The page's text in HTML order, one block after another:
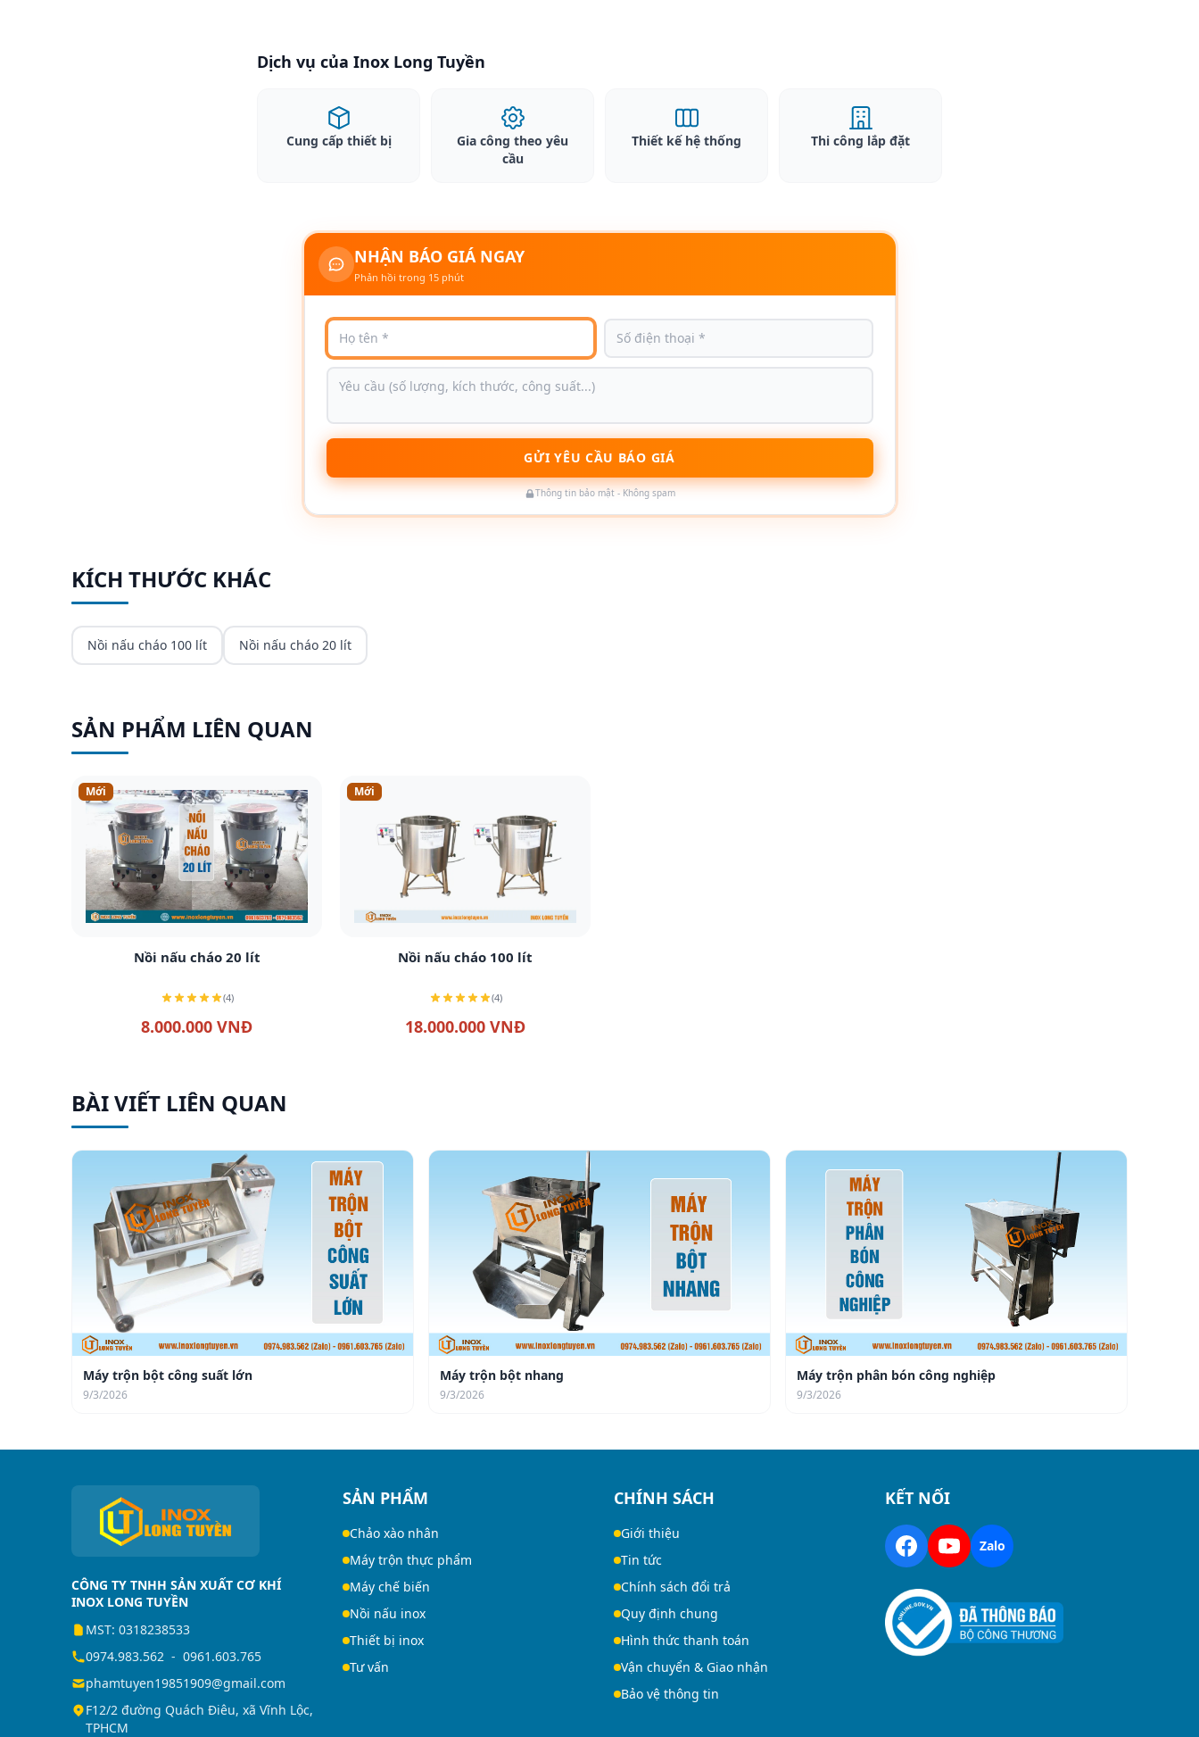
Dịch vụ của Inox Long Tuyền
Cung cấp thiết bị
Gia công theo yêu
cầu
Thiết kế hệ thống Thi công lắp đặt
NHẬN BÁO GIÁ NGAY
Phản hồi trong 15 phút
GỬI YÊU CẦU BÁO GIÁ
Thông tin bảo mật - Không spam
KÍCH THƯỚC KHÁC
Nồi nấu cháo 100 lít Nồi nấu cháo 20 lít
SẢN PHẨM LIÊN QUAN
Mới
Xem chi tiết
Nồi nấu cháo 20 lít
(4)
8.000.000 VNĐ
Mới
Xem chi tiết
Nồi nấu cháo 100 lít
(4)
18.000.000 VNĐ
BÀI VIẾT LIÊN QUAN
Máy trộn bột công suất lớn
9/3/2026
Máy trộn bột nhang
9/3/2026
Máy trộn phân bón công nghiệp
9/3/2026
CÔNG TY TNHH SẢN XUẤT CƠ KHÍ
INOX LONG TUYỀN
MST: 0318238533
0974.983.562 - 0961.603.765
phamtuyen19851909@gmail.com
F12/2 đường Quách Điêu, xã Vĩnh Lộc,
TPHCM
SẢN PHẨM
Chảo xào nhân
Máy trộn thực phẩm
Máy chế biến
Nồi nấu inox
Thiết bị inox
Tư vấn
CHÍNH SÁCH
Giới thiệu
Tin tức
Chính sách đổi trả
Quy định chung
Hình thức thanh toán
Vận chuyển & Giao nhận
Bảo vệ thông tin
KẾT NỐI
Zalo